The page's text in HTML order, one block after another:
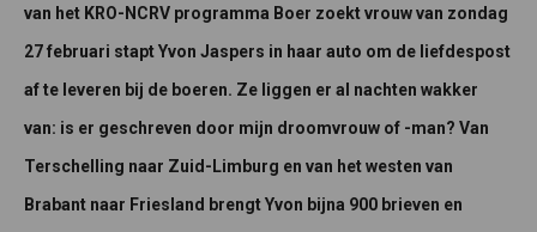
van het KRO-NCRV programma Boer zoekt vrouw van zondag
27 februari stapt Yvon Jaspers in haar auto om de liefdespost
af te leveren bij de boeren. Ze liggen er al nachten wakker
van: is er geschreven door mijn droomvrouw of -man? Van
Terschelling naar Zuid-Limburg en van het westen van
Brabant naar Friesland brengt Yvon bijna 900 brieven en